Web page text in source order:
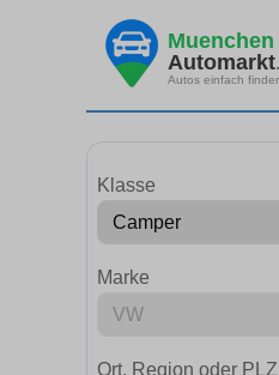
Muenchen
Automarkt
Autos einfach
Klasse
Marke
Ort, Region oder PLZ